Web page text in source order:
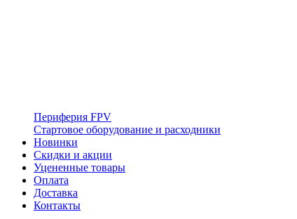
Периферия FPV
Стартовое оборудование и расходники
Новинки
Скидки и акции
Уцененные товары
Оплата
Доставка
Контакты